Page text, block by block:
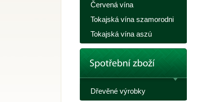
Červená vína
Tokajská vína szamorodni
Tokajská vína aszú
Dřevěné výrobky